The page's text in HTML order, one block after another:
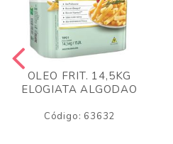
OLEO FRIT. 14,5KG
ELOGIATA ALGODAO
Código: 63632